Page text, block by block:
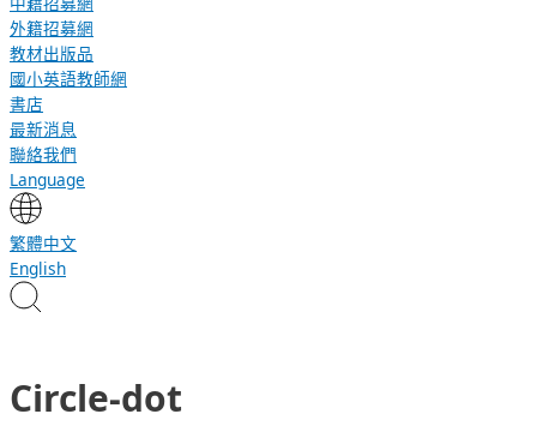
外籍招募網
教材出版品
國小英語教師網
書店
最新消息
聯絡我們
Language
繁體中文
English
Circle-dot